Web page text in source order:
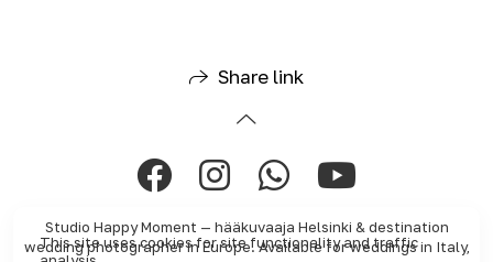
Share link
Studio Happy Moment — hääkuvaaja Helsinki & destination
wedding photographer in Europe. Available for weddings in Italy,
This site uses cookies for site functionality and traffic